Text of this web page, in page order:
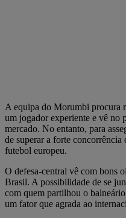
A equipa do Morumbi procura
um jogador experiente e vê no
mercado. No entanto, para
de superar a forte
futebol europeu.
O defesa-central vê com bons
Brasil. A possibilidade de se
com quem partilhou o
um fator que agrada ao